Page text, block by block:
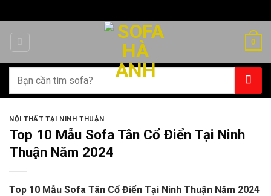
đến
nội
dung
0
kiếm:
NỘI THẤT TẠI NINH THUẬN
Top 10 Mẫu Sofa Tân Cổ Điển Tại Ninh
Thuận Năm 2024
Top 10 Mẫu Sofa Tân Cổ Điển Tại Ninh Thuận Năm 2024